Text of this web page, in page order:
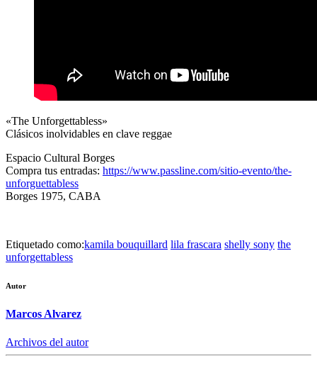
«The Unforgettabless»
Clásicos inolvidables en clave reggae
Espacio Cultural Borges
Compra tus entradas: https://www.passline.com/sitio-evento/the-
unforguettabless
Borges 1975, CABA
Etiquetado como:kamila bouquillard lila frascara shelly sony the
unforgettabless
Autor
Marcos Alvarez
Archivos del autor